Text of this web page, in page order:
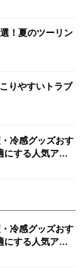
！夏のツーリン
りやすいトラブ
冷感グッズおす
にする人気アイ
冷感グッズおす
にする人気アイ